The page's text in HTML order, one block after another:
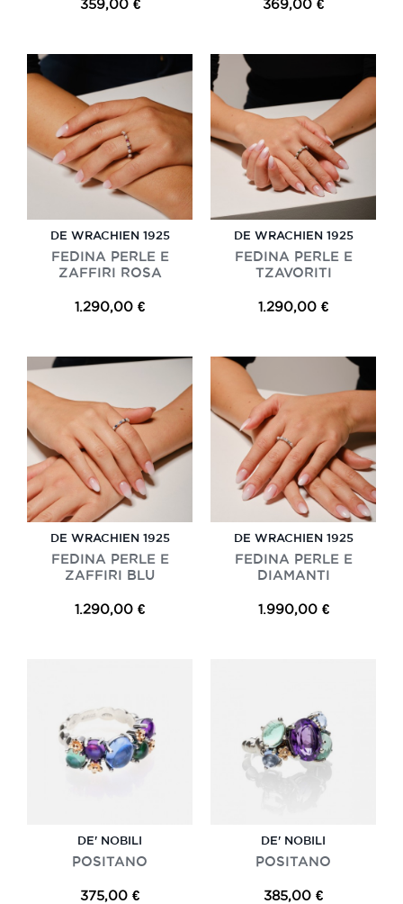
359,00 € 369,00 €
DE WRACHIEN 1925
FEDINA PERLE E
ZAFFIRI ROSA
1.290,00 €
DE WRACHIEN 1925
FEDINA PERLE E
TZAVORITI
1.290,00 €
DE WRACHIEN 1925
FEDINA PERLE E
ZAFFIRI BLU
1.290,00 €
DE WRACHIEN 1925
FEDINA PERLE E
DIAMANTI
1.990,00 €
DE' NOBILI
POSITANO
375,00 €
DE' NOBILI
POSITANO
385,00 €